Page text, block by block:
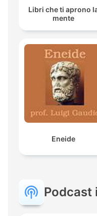
Libri che ti aprono
mente
Eneide
Podcast